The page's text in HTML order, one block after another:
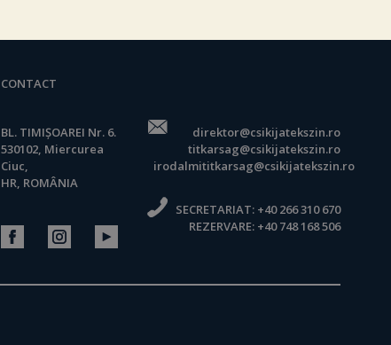
CONTACT
BL. TIMIȘOAREI Nr. 6.
530102, Miercurea
Ciuc,
HR, ROMÂNIA
direktor@csikijatekszin.ro
titkarsag@csikijatekszin.ro
irodalmititkarsag@csikijatekszin.ro
SECRETARIAT: +40 266 310 670
REZERVARE: +40 748 168 506